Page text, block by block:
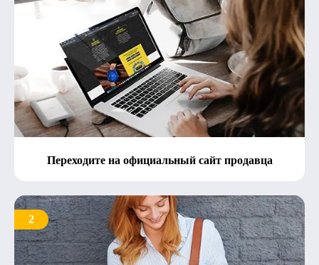
Переходите на официальный сайт продавца
2